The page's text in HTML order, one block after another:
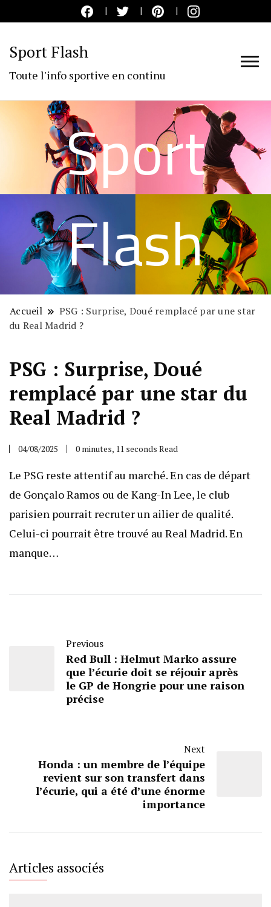
Sport Flash
Toute l'info sportive en continu
Sport
Flash
Accueil
PSG : Surprise, Doué remplacé par une star
du Real Madrid ?
PSG : Surprise, Doué
remplacé par une star du
Real Madrid ?
04/08/2025 0 minutes, 11 seconds Read
Le PSG reste attentif au marché. En cas de départ
de Gonçalo Ramos ou de Kang-In Lee, le club
parisien pourrait recruter un ailier de qualité.
Celui-ci pourrait être trouvé au Real Madrid. En
manque…
Previous
Red Bull : Helmut Marko assure
que l’écurie doit se réjouir après
le GP de Hongrie pour une raison
précise
Next
Honda : un membre de l’équipe
revient sur son transfert dans
l’écurie, qui a été d’une énorme
importance
Articles associés